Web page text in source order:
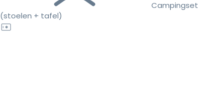
Campingset
(stoelen + tafel)